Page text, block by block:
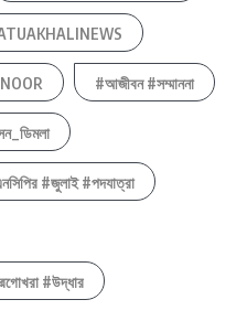
#আজীবন #সম্মাননা
#জুলাই #পদযাত্রা
#উদ্ধার